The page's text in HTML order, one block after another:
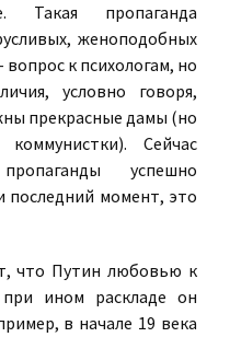
Такая пропаганда
женоподобных
вопрос к психологам, но
условно говоря,
прекрасные дамы (но
Сейчас
успешно
последний момент, это
что Путин любовью к
ином раскладе он
в начале 19 века